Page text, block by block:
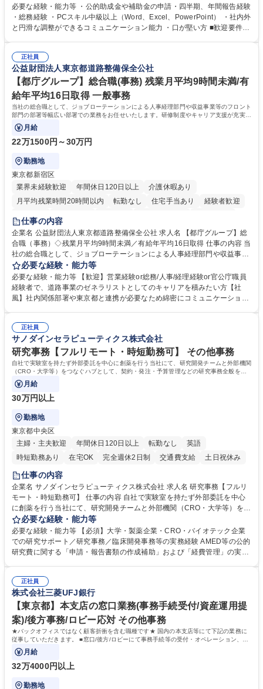
ジションとして活躍いただくことを期待しています。 【総務・人事グルー
プの業務内容】 ・人事制度関連 ・採用活動 ・教育研修の企画、実行 ・勤
怠管理 ・官公庁への各種提出 ・法定の会議運営（評議員会、理事会） ・
管理 ・福利厚生関連 ・職員からの問合せ、相談対応 ・その他日常の総務
業務全般 募集職種 【東京／文京区】公益財団法人の総務人事業務／年間
休日125日
必要な経験・能力等 ・公的助成金や補助金の申請・四半期、年間報告経験
・総務経験 ・PCスキル中級以上（Word、Excel、PowerPoint） ・社内外
と円滑な調整ができるコミュニケーション能力 ・口が堅い方 ■歓迎要件
正社員
公益財団法人東京都道路整備保全公社
【都庁グループ】総合職(事務) 残業月平均9時間未満/有
給年平均16日取得 一般事務
当社の総合職として、ジョブローテーションによる人事経理部門や収益事業等のフロント
部門の部署等幅広い部署での業務をお任せいたします。研修制度やキャリア支援が充実し
ております！ ※下記業務詳細
月給
22万1500円～30万円
勤務地
東京都新宿区
業界未経験歓迎
年間休日120日以上
介護休暇あり
月平均残業時間20時間以内
転勤なし 住宅手当あり
経験者歓迎
研修あり
退職金あり
駅近5分以内
資格取得手当あり 食事補助あり
仕事の内容
企業名 公益財団法人東京都道路整備保全公社 求人名 【都庁グループ】総
合職（事務）◇残業月平均9時間未満／有給年平均16日取得 仕事の内容 当
社の総合職として、ジョブローテーションによる人事経理部門や収益事業
等のフロント部門の部署等幅広い部署での業務をお任せいたします。研修
制度やキャリア支援が充実しております！ ※下記業務詳細 【業務詳細】■
管理部門：広報、人事、経理など当公社の運営に係る管理業務 ■収益部
門：駐車場の新規開拓、管理運営、新宿駅西口広場の「イベントコーナ
道路施設や道路工事現場の見学ツアー事業 ※入社後は上記いずれかの部門
へ配属。※業務内容変更の範囲：会社の定める業務 募集職種 【都庁グル
ープ】総合職（事務）◇残業月平均9時間未満／有給年平均16日取得
必要な経験・能力等
必要な経験・能力等 【歓迎】営業経験or総務/人事/経理経験or官公庁職員
経験者で、道路事業のゼネラリストとしてのキャリアを積みたい方【社
風】社内関係部署や東京都と連携が必要なため綿密にコミュニケーション
部門など多岐に渡る業務を経験できます。 ■様々なプロジェクト：駐車場
事業の他、新宿駅西口広場内に設置された照明を兼ねた広告「ブライトサ
イン」の管理運営を行うなど、事業収益を生み出す活動を積極的に行って
います。 学歴・資格 学歴：大学院 大学 高専 短大 専修学校 高校 語学力：
資格：
正社員
サノダインセラピューティクス株式会社
研究事務【フルリモート・時短勤務可】 その他事務
自社で実験室を持たず外部委託を中心に創薬を行う当社にて、研究開発チームと外部機関
（CRO・大学等）をつなぐハブとして、契約・発注・予算管理などの研究事務全般をお
任せします。
月給
30万円以上
勤務地
東京都中央区
主婦・主夫歓迎
年間休日120日以上 転勤なし
英語
時短勤務あり
在宅OK 完全週休2日制 交通費支給 土日祝休み
仕事の内容
企業名 サノダインセラピューティクス株式会社 求人名 研究事務【フルリ
モート・時短勤務可】 仕事の内容 自社で実験室を持たず外部委託を中心
に創薬を行う当社にて、研究開発チームと外部機関（CRO・大学等）をつ
なぐハブとして、契約・発注・予算管理などの研究事務全般をお任せしま
す。 ■見積取得、発注、検収、請求処理等の事務手続き ■委託先との定例
会議の調整・アジェンダ準備・議事録作成 ■研究報告書、試験関連資料、
SOP等の整備・版管理・保管 ■研究開発の進捗・タイムライン・予算執行
集職種 研究事務【フルリモート・時短勤務可】
必要な経験・能力等
必要な経験・能力等 【必須】大学・製薬企業・CRO・バイオテック企業
での研究サポート／研究事務／臨床開発事務等の実務経験 AMED等の公的
研究費に関する「申請・報告書類の作成補助」および「経費管理」の実務
き方について】フルリモートやハイブリッド勤務、時短勤務など個々のラ
イフスタイルに応じた柔軟な働き方が可能です。育児や介護との両立も応
援します。 学歴・資格 学歴：大学院 大学 語学力： 資格：
正社員
株式会社三菱UFJ銀行
【東京都】本支店の窓口業務(事務手続受付/資産運用提
案)/後方事務/ロビー応対 その他事務
★バックオフィスではなく顧客折衝を含む職種です★ 国内の本支店等にて下記の業務に
従事していただきます。 ■窓口/後方/ロビーにて事務手続等の受付・オペレーション、お
客様対応
月給
32万4000円以上
勤務地